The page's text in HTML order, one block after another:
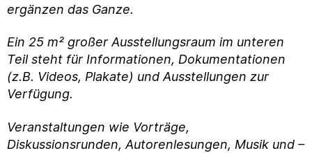
ergänzen das Ganze.
Ein 25 m² großer Ausstellungsraum im unteren
Teil steht für Informationen, Dokumentationen
(z.B. Videos, Plakate) und Ausstellungen zur
Verfügung.
Veranstaltungen wie Vorträge,
Diskussionsrunden, Autorenlesungen, Musik und –